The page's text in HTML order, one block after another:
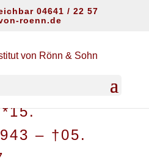
04641 / 22 57
roenn.de
– †05.